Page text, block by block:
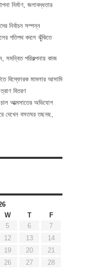
নির্মাণ, জলাবদ্ধতার
নির্বাচন সম্পন্ন
গতিপথ বদলে ঝুঁকিতে
সমন্বিত পরিকল্পনায় কাজ
বিস্ফোরক মামলার আসামি
বিতরণ
চাল আত্মসাতের অভিযোগ
দেখেন বসতঘর তছনছ,
W T
F
5 6
7
12 13
14
19 20
21
26 27
28